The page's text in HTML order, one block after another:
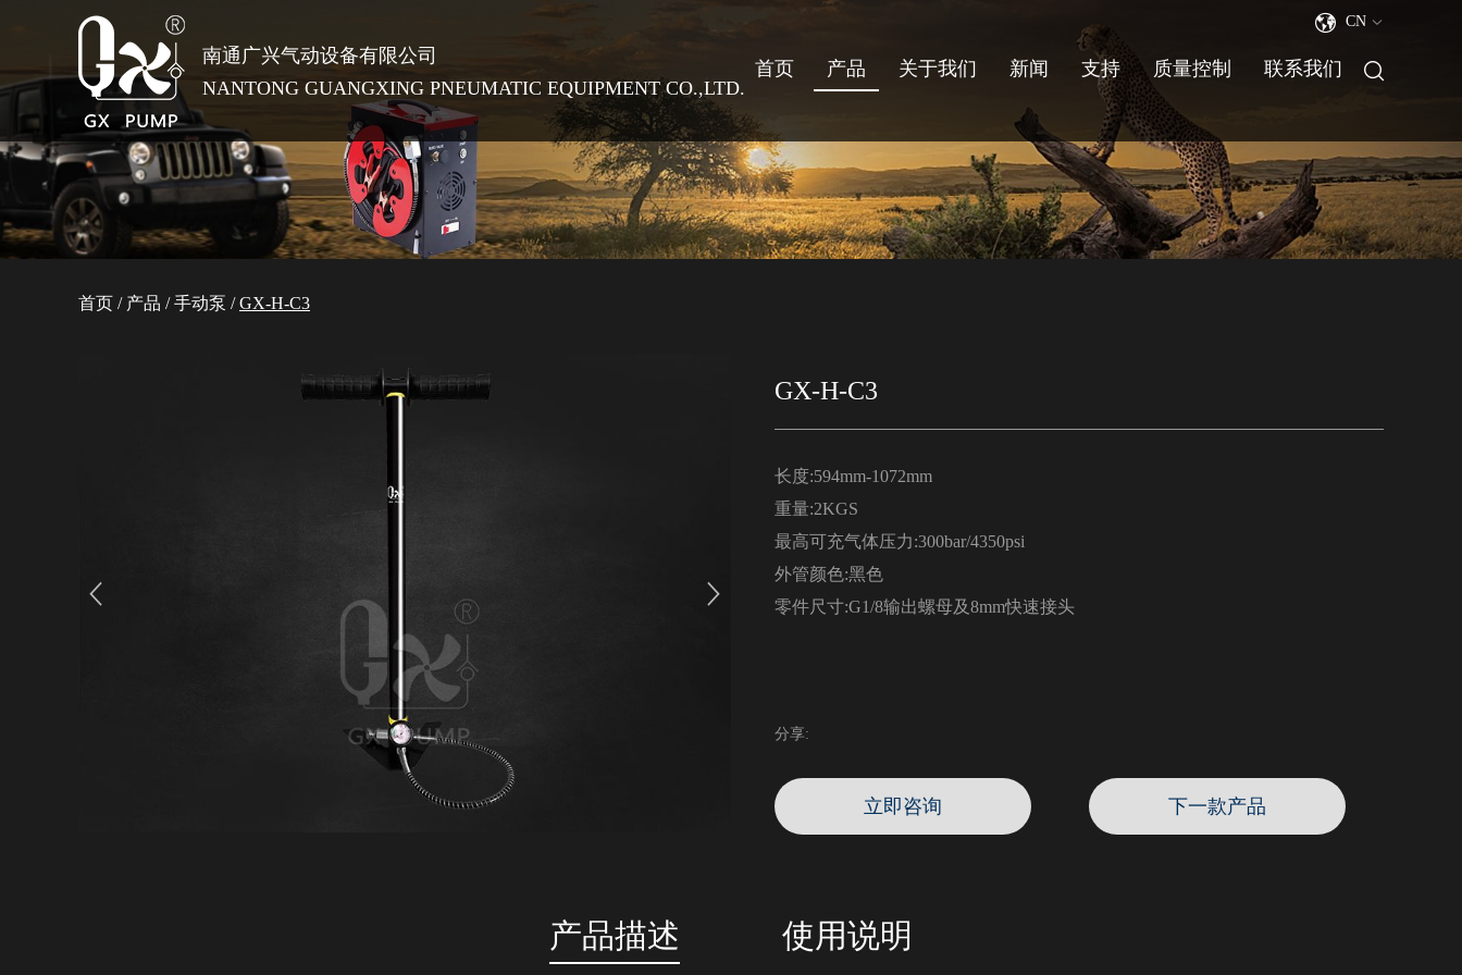
南通广兴气动设备有限公司
NANTONG GUANGXING PNEUMATIC EQUIPMENT CO.,LTD.
CN
首页 产品 关于我们 新闻 支持 质量控制 联系我们
首页 / 产品 /手动泵 /GX-H-C3
GX-H-C3
长度:594mm-1072mm
重量:2KGS
最高可充气体压力:300bar/4350psi
外管颜色:黑色
零件尺寸:G1/8输出螺母及8mm快速接头
分享:
立即咨询 下一款产品
产品描述 使用说明